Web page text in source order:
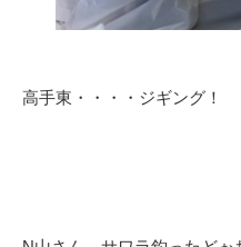
高手東・・・・ジギング！